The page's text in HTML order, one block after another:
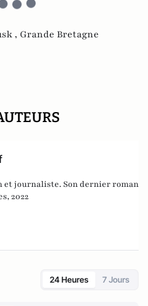
, Grande Bretagne
et journaliste. Son dernier roman
2022
24 Heures 7 Jours